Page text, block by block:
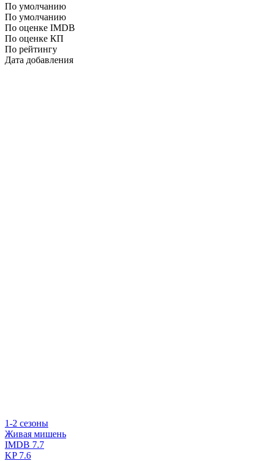
По умолчанию
По умолчанию
По оценке IMDB
По оценке КП
По рейтингу
Дата добавления
1-2 сезоны
Живая мишень
IMDB 7.7
KP7.6